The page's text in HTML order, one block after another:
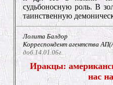
судьбоносную роль. В
таинственную
Лолита Балдор
Корреспондент агентства
доб.14.01.06г.
Иракцы:
нас